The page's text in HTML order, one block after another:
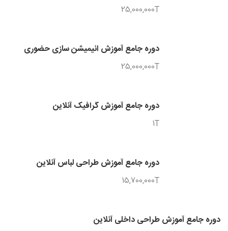
25,000,000T
دوره جامع آموزش انیمیشن سازی حضوری
25,000,000T
دوره جامع آموزش گرافیک آنلاین
1T
دوره جامع آموزش طراحی لباس آنلاین
15,700,000T
دوره جامع آموزش طراحی داخلی آنلاین